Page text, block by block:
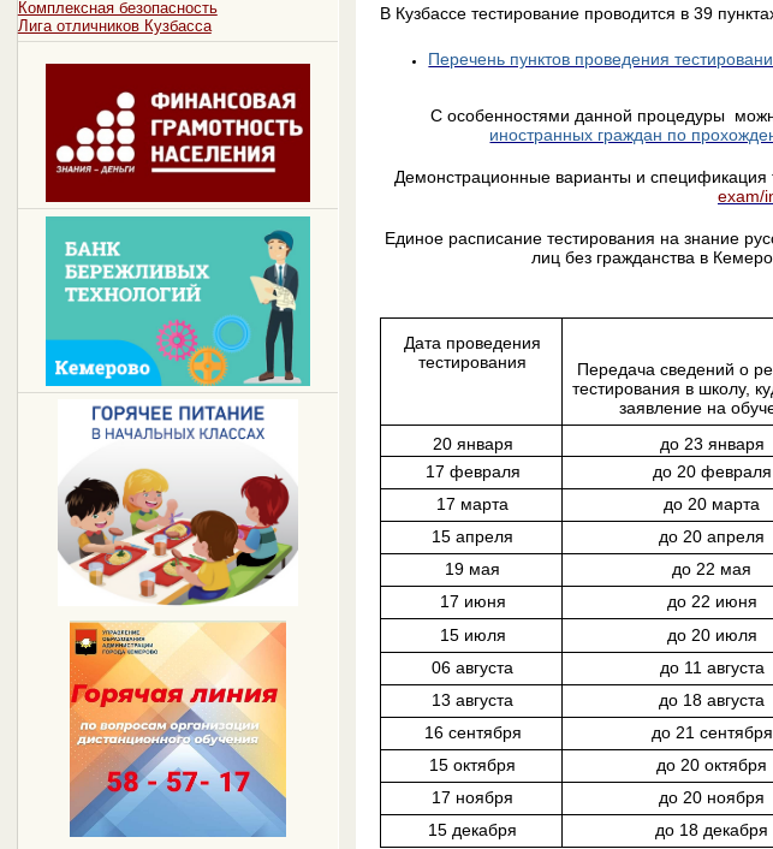
Комплексная безопасность
Лига отличников Кузбасса
В Кузбассе тестирование проводится в 39
Перечень пунктов проведения
С особенностями данной процедуры
иностранных граждан по
Демонстрационные варианты и
exam/
Единое расписание тестирования на знание
лиц без гражданства в
Дата проведения
тестирования
Передача сведений о
тестирования в школу,
заявление на
20 января
до 23 января
17 февраля
до 20 февраля
17 марта
до 20 марта
15 апреля
до 20 апреля
19 мая
до 22 мая
17 июня
до 22 июня
15 июля
до 20 июля
06 августа
до 11 августа
13 августа
до 18 августа
16 сентября
до 21 сентября
15 октября
до 20 октября
17 ноября
до 20 ноября
15 декабря
до 18 декабря